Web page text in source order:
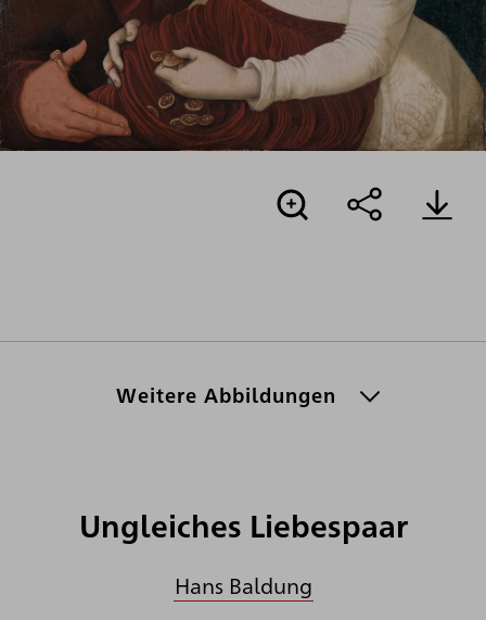
Weitere Abbildungen
Ungleiches Liebespaar
Hans Baldung